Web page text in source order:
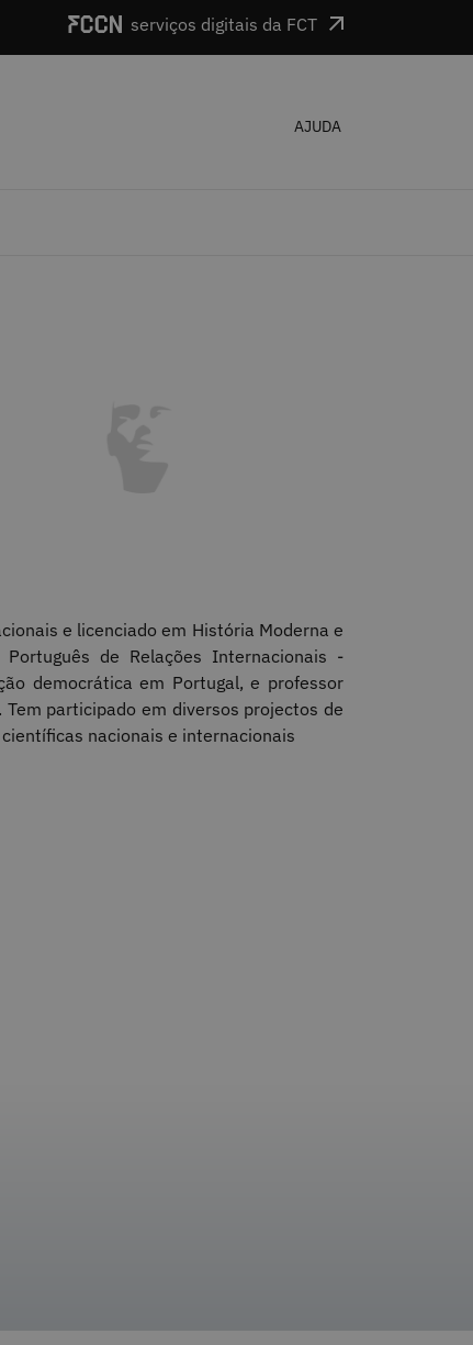
serviços digitais da FCT
AJUDA
e licenciado em História Moderna e
de Relações Internacionais -
democrática em Portugal, e professor
Tem participado em diversos projectos de
nacionais e internacionais